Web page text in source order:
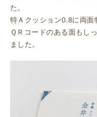
た。
特Ａクッション0.8に両面
ＱＲコードのある面もし
ました。